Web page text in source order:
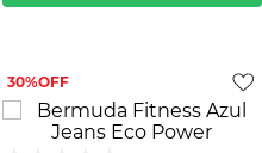
30%